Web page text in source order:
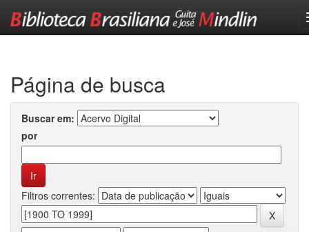
Página de busca
Buscar em:
por
Filtros correntes: